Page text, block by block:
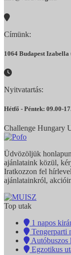
Címünk:
1064 Budapest Izabella
Nyitvatartás:
Hétfő - Péntek: 09.00-
Challenge Hungary
Üdvözöljük
ajánlataink közül,
Iratkozzon fel
ajánlatainkról,
Top utak
1 napos
Tengerparti
Autóbuszos
Egzotikus